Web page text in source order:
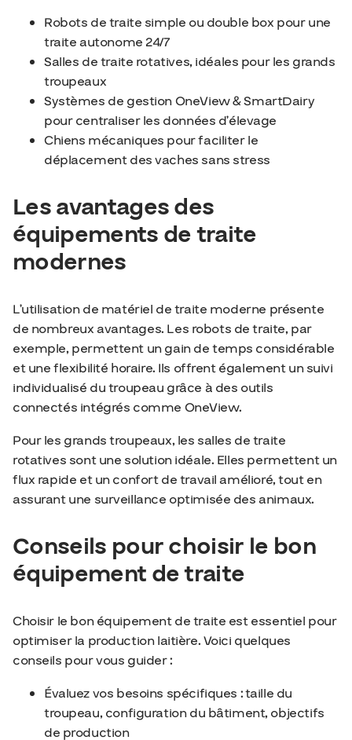
Robots de traite simple ou double box pour une
traite autonome 24/7
Salles de traite rotatives, idéales pour les grands
troupeaux
Systèmes de gestion OneView & SmartDairy
pour centraliser les données d’élevage
Chiens mécaniques pour faciliter le
déplacement des vaches sans stress
Les avantages des
équipements de traite
modernes
L’utilisation de matériel de traite moderne présente
de nombreux avantages. Les robots de traite, par
exemple, permettent un gain de temps considérable
et une flexibilité horaire. Ils offrent également un suivi
individualisé du troupeau grâce à des outils
connectés intégrés comme OneView.
Pour les grands troupeaux, les salles de traite
rotatives sont une solution idéale. Elles permettent un
flux rapide et un confort de travail amélioré, tout en
assurant une surveillance optimisée des animaux.
Conseils pour choisir le bon
équipement de traite
Choisir le bon équipement de traite est essentiel pour
optimiser la production laitière. Voici quelques
conseils pour vous guider :
Évaluez vos besoins spécifiques : taille du
troupeau, configuration du bâtiment, objectifs
de production